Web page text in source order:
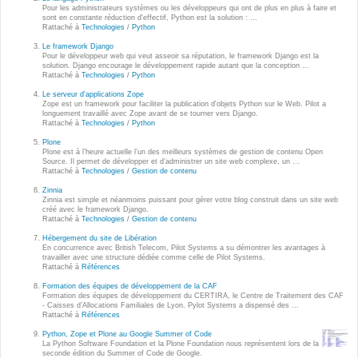
Webdesign - UX
DÉMARCHE DEVOPS
MÉTHODOLOGIE AGILE
TRANSFO DIGITALE
CONCEPTS
Prestations
Cas d'usages
CLOUD BROKER
Business model
Cloud broker
Wordpress
CLOUD
CloudStack
OpenStack
Xen Project
Application collaborative
Dév Django eCommerce
Pour les administrateurs systèmes ou les développeurs qui ont de plus en plus à faire et
sont en constante réduction d'effectif, Python est la solution : ...
Rattaché à Technologies / Python
Le framework Django
Pour le développeur web qui veut asseoir sa réputation, le framework Django est la
solution. Django encourage le développement rapide autant que la conception ...
Rattaché à Technologies / Python
Le serveur d'applications Zope
Zope est un framework pour faciliter la publication d'objets Python sur le Web. Pilot a
longuement travaillé avec Zope avant de se tourner vers Django.
Rattaché à Technologies / Python
Plone
Plone est à l’heure actuelle l’un des meilleurs systèmes de gestion de contenu Open
Source. Il permet de développer et d’administrer un site web complexe, un ...
Rattaché à Technologies / Gestion de contenu
Zinnia
Zinnia est simple et néanmoins puissant pour gérer votre blog construit dans un site web
créé avec le framework Django.
Rattaché à Technologies / Gestion de contenu
Hébergement du site de Libération
En concurrence avec British Telecom, Pilot Systems a su démontrer les avantages à
travailler avec une structure dédiée comme celle de Pilot Systems.
Rattaché à Références
Formation des équipes de développement de la CAF
Formation des équipes de développement du CERTIRA, le Centre de Traitement des CAF
- Caisses d’Allocations Familiales de Lyon. Pylot Systems a dispensé des ...
Rattaché à Références
Python, Zope et Plone au Google Summer of Code
La Python Software Foundation et la Plone Foundation nous représentent lors de la
seconde édition du Summer of Code de Google.